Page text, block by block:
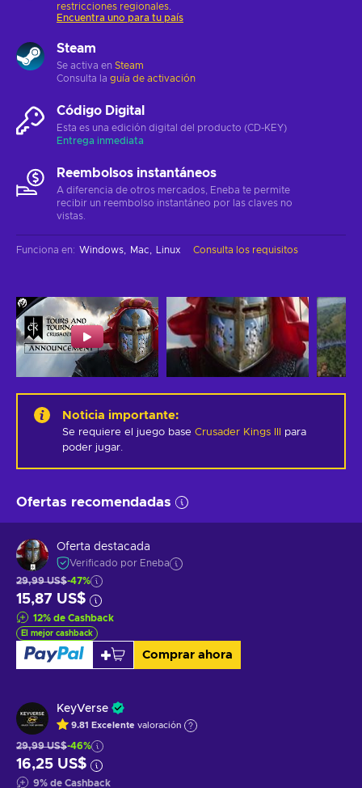
restricciones regionales
Encuentra uno para tu país
Steam
Se activa en Steam
Consulta la guía de activación
Código Digital
Esta es una edición digital del producto (CD-KEY)
Entrega inmediata
Reembolsos instantáneos
A diferencia de otros mercados, Eneba te permite
recibir un reembolso instantáneo por las claves no
vistas.
Funciona en: Windows Mac Linux Consulta los requisitos
Noticia importante:
Se requiere el juego base Crusader Kings III
para
poder jugar.
Ofertas recomendadas
Oferta destacada
Verificado por Eneba
29,99 US$-47%
15,87 US$
12% de Cashback
El mejor cashback
Comprar ahora
KeyVerse
9.81 Excelente valoración
29,99 US$-46%
16,25 US$
9% de Cashback